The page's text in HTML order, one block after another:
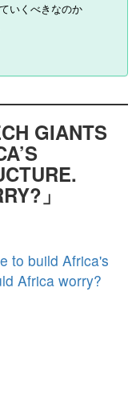
いくべきなのか
GIANTS
」
to build Africa's
Africa worry?